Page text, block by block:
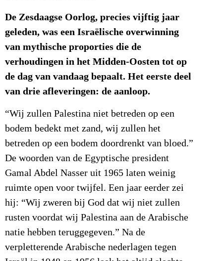
De Zesdaagse Oorlog, precies vijftig jaar
geleden, was een Israëlische overwinning
van mythische proporties die de
verhoudingen in het Midden-Oosten tot op
de dag van vandaag bepaalt. Het eerste deel
van drie afleveringen: de aanloop.
“Wij zullen Palestina niet betreden op een
bodem bedekt met zand, wij zullen het
betreden op een bodem doordrenkt van bloed.”
De woorden van de Egyptische president
Gamal Abdel Nasser uit 1965 laten weinig
ruimte open voor twijfel. Een jaar eerder zei
hij: “Wij zweren bij God dat wij niet zullen
rusten voordat wij Palestina aan de Arabische
natie hebben teruggegeven.” Na de
verpletterende Arabische nederlagen tegen